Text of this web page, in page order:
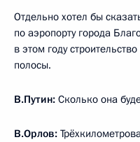
Отдельно хотел бы
по аэропорту города
в этом году
полосы.
В.Путин: Сколько она
В.Орлов: